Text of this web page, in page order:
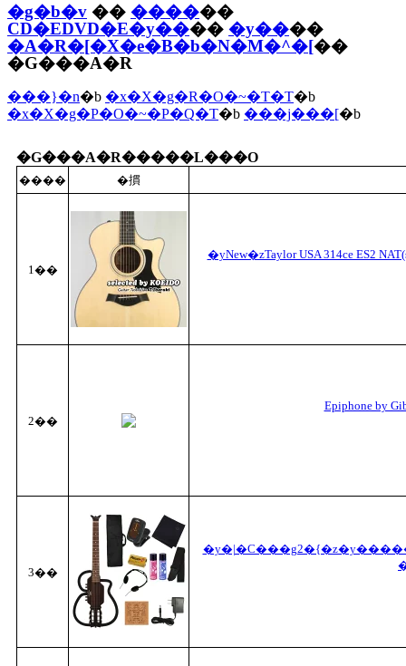
�g�b�v �� ������
CD�EDVD�E�y���� �y����
�A�R�[�X�e�B�b�N�M�^�[��
�G���A�R
���}�n�b �x�X�g�R�O�~�T�T�b
�x�X�g�P�O�~�P�Q�T�b ���j���[�b
�G���A�R�����L���O
���� �摜
1��
�yNew�zTaylor USA 314ce
2��
Epiphone by
3��